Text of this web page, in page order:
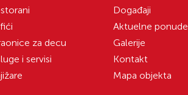
za decu
i servisi
Događaji
Aktuelne ponude
Galerije
Kontakt
Mapa objekta